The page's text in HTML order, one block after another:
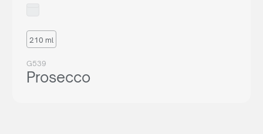
210 ml
G539
Prosecco